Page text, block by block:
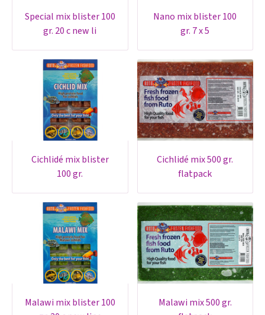
special mix blister 100
gr. 20 c new li
nano mix blister 100
gr. 7 x 5
cichlidé mix blister
100 gr.
cichlidé mix 500 gr.
flatpack
malawi mix blister 100
malawi mix 500 gr.